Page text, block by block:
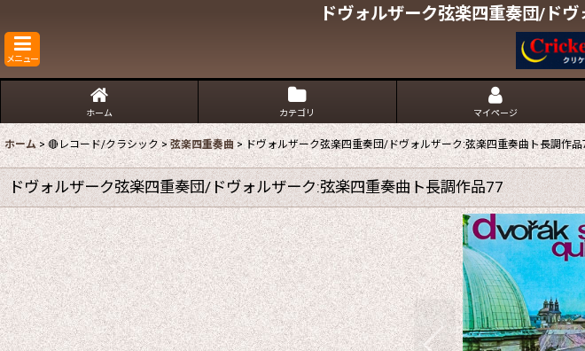
ドヴォルザーク弦楽四重奏団/ド
メニュー
ホーム カテゴリ マイページ
ホーム > 🔴レコード/クラシック > 弦楽四重奏曲 > ドヴォルザーク弦楽四重奏団/ドヴォルザーク:弦楽四重奏曲ト長調作品
ドヴォルザーク弦楽四重奏団/ドヴォルザーク:弦楽四重奏曲ト長調作品77